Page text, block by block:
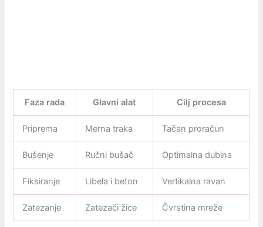
Faza rada Glavni alat Cilj procesa
Priprema Merna traka Tačan proračun
Bušenje Ručni bušač Optimalna dubina
Fiksiranje Libela i beton Vertikalna ravan
Zatezanje Zatezači žice Čvrstina mreže